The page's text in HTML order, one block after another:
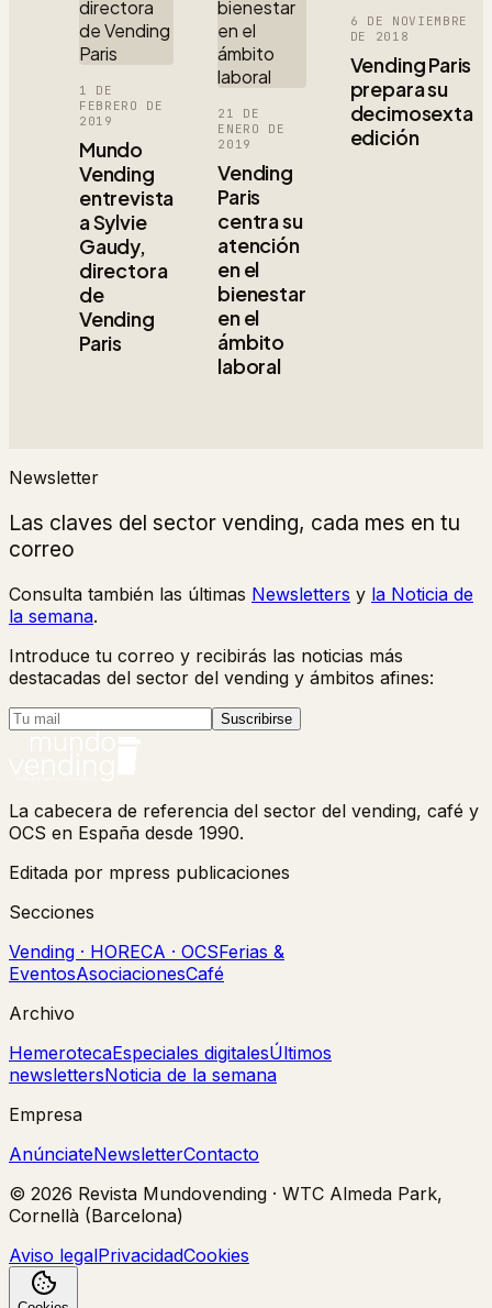
1 DE
FEBRERO DE
2019
Mundo
Vending
entrevista
a Sylvie
Gaudy,
directora
de
Vending
Paris
21 DE
ENERO DE
2019
Vending
Paris
centra su
atención
en el
bienestar
en el
ámbito
laboral
6 DE NOVIEMBRE
DE 2018
Vending Paris
prepara su
decimosexta
edición
Newsletter
Las claves del sector vending, cada mes en tu
correo
Consulta también las últimas Newsletters y la Noticia de
la semana.
Introduce tu correo y recibirás las noticias más
destacadas del sector del vending y ámbitos afines:
Suscribirse
La cabecera de referencia del sector del vending, café y
OCS en España desde 1990.
Editada por mpress publicaciones
Secciones
Vending · HORECA · OCSFerias &
EventosAsociacionesCafé
Archivo
HemerotecaEspeciales digitalesÚltimos
newslettersNoticia de la semana
Empresa
AnúnciateNewsletterContacto
© 2026 Revista Mundovending · WTC Almeda Park,
Cornellà (Barcelona)
Aviso legalPrivacidadCookies